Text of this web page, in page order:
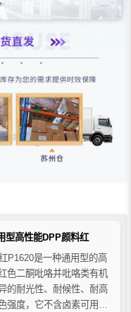
型高性能DPP颜料红
P1620是一种通用型的高
色二酮吡咯并吡咯类有机
的耐光性、耐候性、耐高
强度，它不含卤素可用于